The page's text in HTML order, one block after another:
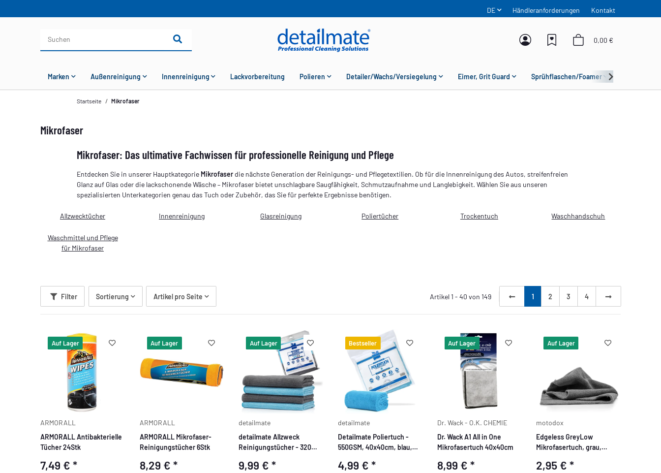
DE Händleranforderungen Kontakt
0,00 €
Marken Außenreinigung Innenreinigung Lackvorbereitung Polieren Detailer/Wachs/Versiegelung Eimer, Grit Guard Sprühflaschen/Foamer
Startseite Mikrofaser
Mikrofaser
Mikrofaser: Das ultimative Fachwissen für professionelle Reinigung und Pflege
Entdecken Sie in unserer Hauptkategorie Mikrofaser die nächste Generation der Reinigungs- und Pflegetextilien. Ob für die Innenreinigung des Autos, streifenfreien
Glanz auf Glas oder die lackschonende Wäsche – Mikrofaser bietet unschlagbare Saugfähigkeit, Schmutzaufnahme und Langlebigkeit. Wählen Sie aus unseren
spezialisierten Unterkategorien genau das Tuch oder Zubehör, das Sie für perfekte Ergebnisse benötigen.
Allzwecktücher Innenreinigung Glasreinigung Poliertücher Trockentuch Waschhandschuh
Waschmittel und Pflege
für Mikrofaser
Filter Sortierung Artikel pro Seite Artikel 1 - 40 von 149 1 2 3 4
Auf Lager
ARMORALL
ARMORALL Antibakterielle
Tücher 24Stk
7,49 €*
Auf Lager
ARMORALL
ARMORALL Mikrofaser-
Reinigungstücher 6Stk
8,29 € *
Auf Lager
detailmate
detailmate Allzweck
Reinigungstücher - 320
2x hellblau - verpackt - 4er
9,99 €*
Bestseller
detailmate
Detailmate Poliertuch -
550GSM, 40x40cm, blau,
4,99 € *
Auf Lager
Dr. Wack - O.K. CHEMIE
Dr. Wack A1 All in One
Mikrofasertuch 40x40cm
8,99 € *
Auf Lager
motodox
Edgeless GreyLow
Mikrofasertuch, grau,
niedriger Floor
2,95 €*